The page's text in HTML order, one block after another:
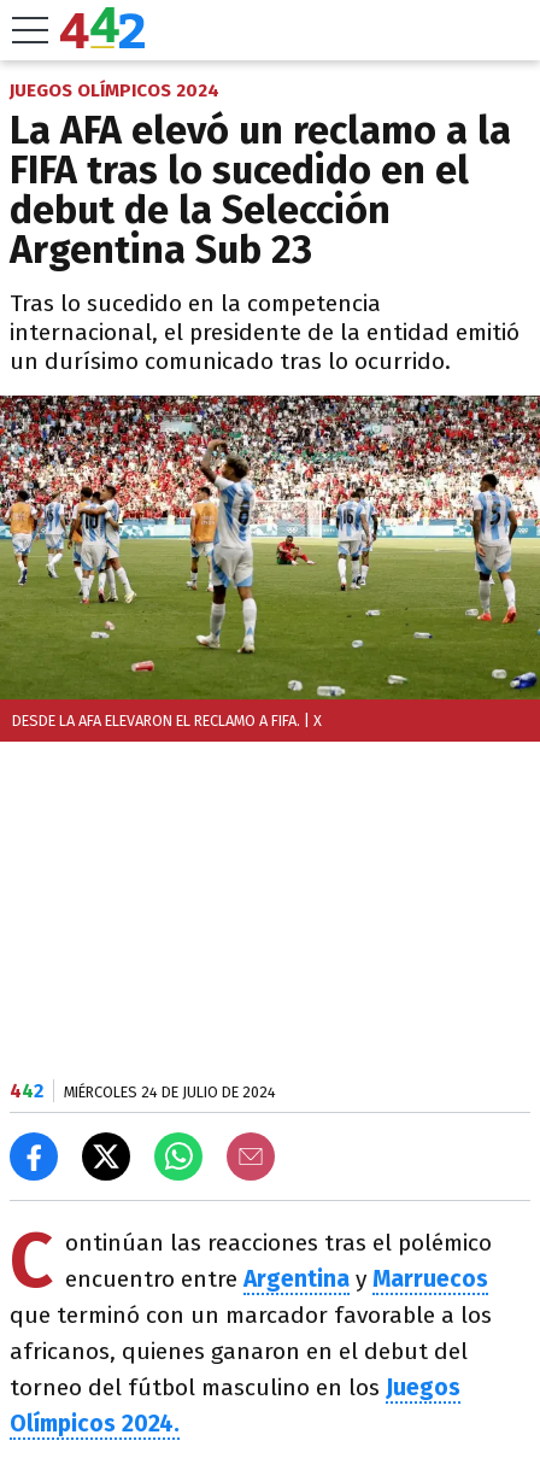
JUEGOS OLÍMPICOS 2024
La AFA elevó un reclamo a la
FIFA tras lo sucedido en el
debut de la Selección
Argentina Sub 23
Tras lo sucedido en la competencia
internacional, el presidente de la entidad emitió
un durísimo comunicado tras lo ocurrido.
DESDE LA AFA ELEVARON EL RECLAMO A FIFA. | X
442 MIÉRCOLES 24 DE JULIO DE 2024
C ontinúan las reacciones tras el polémico
encuentro entreArgentina y Marruecos
que terminó con un marcador favorable a los
africanos, quienes ganaron en el debut del
torneo del fútbol masculino en los Juegos
Olímpicos 2024.